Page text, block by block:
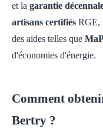
et la garantie
artisans certifiés RGE,
des aides telles que
d'économies d'énergie.
Comment
Bertry ?